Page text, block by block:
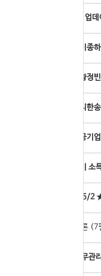
[신규과정 업
[온라인]이종
[온라인]황정
[온라인]지한
[온라인]공기
도서구입비 소
★ 6/1 ~ 6/2 ★
경영학 이론
지한송 재무